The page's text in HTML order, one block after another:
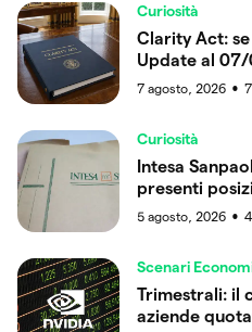
Curiosità
Clarity Act:
Update al 07/
7 agosto, 2026 ● 7
Curiosità
Intesa
presenti
5 agosto, 2026 ● 4
Scenari
Trimestrali: il
aziende